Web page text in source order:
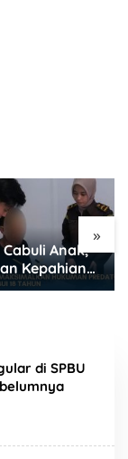
»
Polres
Lalu Lintas
di SPBU